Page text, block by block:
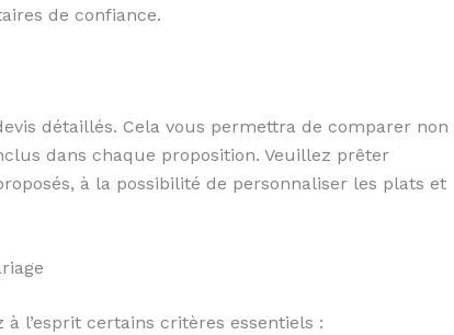
de confiance.
détaillés. Cela vous permettra de comparer non
dans chaque proposition. Veuillez prêter
à la possibilité de personnaliser les plats et
l’esprit certains critères essentiels :